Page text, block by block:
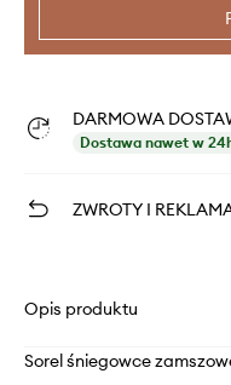
DARMOWA
Dostawa nawet w
ZWROTY I
Opis produktu
Sorel śniegowce